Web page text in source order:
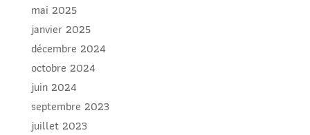
mai 2025
janvier 2025
décembre 2024
octobre 2024
juin 2024
septembre 2023
juillet 2023